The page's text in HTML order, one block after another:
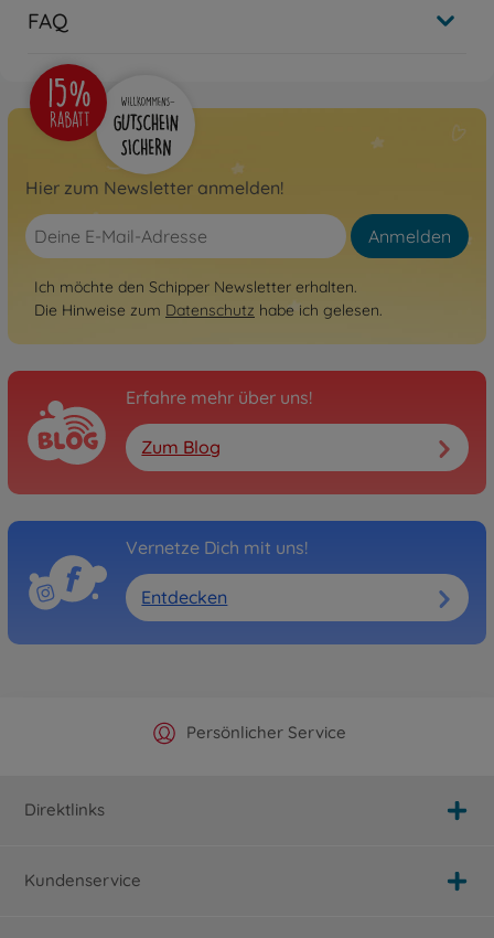
FAQ
Hier zum Newsletter anmelden!
Anmelden
Ich möchte den Schipper Newsletter erhalten.
Die Hinweise zum Datenschutz habe ich gelesen.
Erfahre mehr über uns!
Zum Blog
Vernetze Dich mit uns!
Entdecken
Offizieller Hersteller Shop
Persönlicher Service
Versandkostenfrei ab 25€
Schnelle Lieferung
Direktlinks
Kundenservice